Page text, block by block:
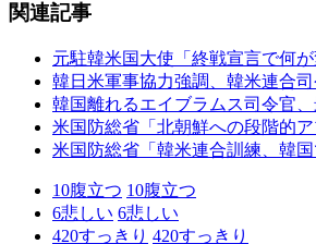
関連記事
元駐韓米国大使「終戦宣言で何
韓日米軍事協力強調、韓米連合
韓国離れるエイブラムス司令官
米国防総省「北朝鮮への段階的
米国防総省「韓米連合訓練、韓
10腹立つ 10腹立つ
6悲しい 6悲しい
420すっきり 420すっきり